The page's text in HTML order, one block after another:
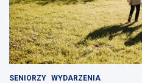
SENIORZY WYDARZENIA